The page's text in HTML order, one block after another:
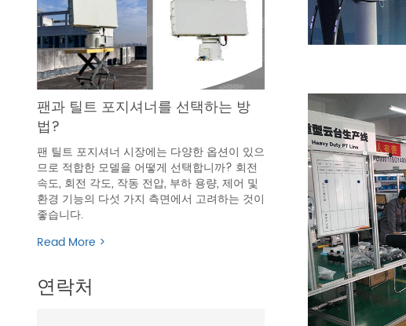
팬과 틸트 포지셔너를 선택하는 방
법?
팬 틸트 포지셔너 시장에는 다양한 옵션이 있으
므로 적합한 모델을 어떻게 선택합니까? 회전
속도, 회전 각도, 작동 전압, 부하 용량, 제어 및
환경 기능의 다섯 가지 측면에서 고려하는 것이
좋습니다.
Read More >
연락처